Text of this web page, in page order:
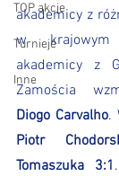
TOP akcje
Turnieje
Inne
akademicy z
w krajowym
akademicy z
Diogo Carvalho
Piotr
Tomaszuka 3:1